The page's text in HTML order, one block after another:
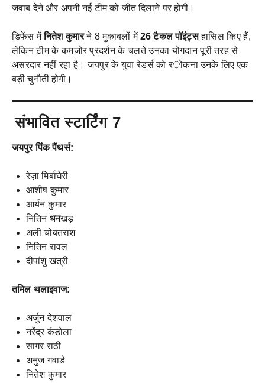
जवाब देने और अपनी नई टीम को जीत दिलाने पर होगी।
डिफेंस मेंनितेश कुमारने 8 मुकाबलों में26 टैकल पॉइंट्सहासिल किए हैं,
लेकिन टीम के कमजोर प्रदर्शन के चलते उनका योगदान पूरी तरह से
असरदार नहीं रहा है। जयपुर के युवा रेडर्स को रोकना उनके लिए एक
बड़ी चुनौती होगी।
संभावित स्टार्टिंग 7
जयपुर पिंक पैंथर्स:
रेज़ा मिर्बाघेरी
आशीष कुमार
आर्यन कुमार
नितिन धनखड़
अली चोबतराश
नितिन रावल
दीपांशु खत्री
तमिल थलाइवाज:
अर्जुन देशवाल
नरेंद्र कंडोला
सागर राठी
अनुज गवाडे
नितेश कुमार